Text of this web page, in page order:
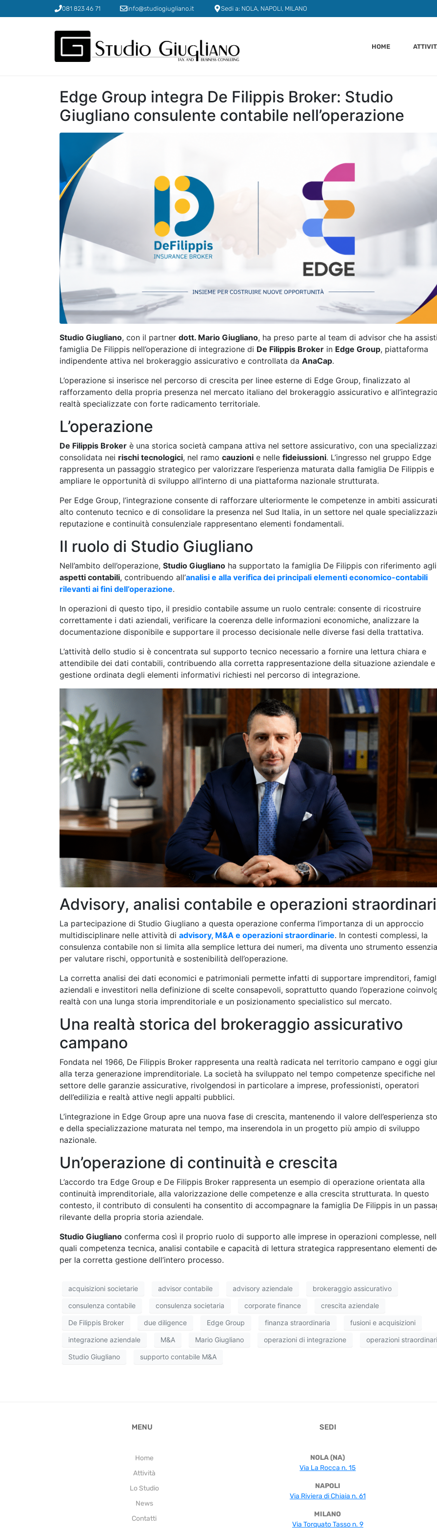
081 823 46 71 info@studiogiugliano.it Sedi a: NOLA, NAPOLI, MILANO
HOME
Edge Group integra De Filippis Broker: Studio
Giugliano consulente contabile nell’operazione
Studio Giugliano, con il partner dott. Mario Giugliano, ha preso parte al team di advisor che ha
famiglia De Filippis nell’operazione di integrazione di De Filippis Broker in Edge Group, piattaforma
indipendente attiva nel brokeraggio assicurativo e controllata da AnaCap.
L’operazione si inserisce nel percorso di crescita per linee esterne di Edge Group, finalizzato al
rafforzamento della propria presenza nel mercato italiano del brokeraggio assicurativo e
realtà specializzate con forte radicamento territoriale.
L’operazione
De Filippis Broker è una storica società campana attiva nel settore assicurativo, con una
consolidata nei rischi tecnologici, nel ramo cauzioni e nelle fideiussioni. L’ingresso nel gruppo Edge
rappresenta un passaggio strategico per valorizzare l’esperienza maturata dalla famiglia De Filippis e
ampliare le opportunità di sviluppo all’interno di una piattaforma nazionale strutturata.
Per Edge Group, l’integrazione consente di rafforzare ulteriormente le competenze in ambiti
alto contenuto tecnico e di consolidare la presenza nel Sud Italia, in un settore nel quale
reputazione e continuità consulenziale rappresentano elementi fondamentali.
Il ruolo di Studio Giugliano
Nell’ambito dell’operazione, Studio Giugliano ha supportato la famiglia De Filippis con riferimento agli
aspetti contabili, contribuendo all’analisi e alla verifica dei principali elementi economico-contabili
rilevanti ai fini dell’operazione.
In operazioni di questo tipo, il presidio contabile assume un ruolo centrale: consente di ricostruire
correttamente i dati aziendali, verificare la coerenza delle informazioni economiche, analizzare la
documentazione disponibile e supportare il processo decisionale nelle diverse fasi della trattativa.
L’attività dello studio si è concentrata sul supporto tecnico necessario a fornire una lettura chiara e
attendibile dei dati contabili, contribuendo alla corretta rappresentazione della situazione aziendale e
gestione ordinata degli elementi informativi richiesti nel percorso di integrazione.
Advisory, analisi contabile e operazioni
La partecipazione di Studio Giugliano a questa operazione conferma l’importanza di un approccio
multidisciplinare nelle attività di advisory, M&A e operazioni straordinarie. In contesti complessi, la
consulenza contabile non si limita alla semplice lettura dei numeri, ma diventa uno strumento
per valutare rischi, opportunità e sostenibilità dell’operazione.
La corretta analisi dei dati economici e patrimoniali permette infatti di supportare imprenditori,
aziendali e investitori nella definizione di scelte consapevoli, soprattutto quando l’operazione
realtà con una lunga storia imprenditoriale e un posizionamento specialistico sul mercato.
Una realtà storica del brokeraggio assicurativo
campano
Fondata nel 1966, De Filippis Broker rappresenta una realtà radicata nel territorio campano e oggi
alla terza generazione imprenditoriale. La società ha sviluppato nel tempo competenze specifiche nel
settore delle garanzie assicurative, rivolgendosi in particolare a imprese, professionisti, operatori
dell’edilizia e realtà attive negli appalti pubblici.
L’integrazione in Edge Group apre una nuova fase di crescita, mantenendo il valore dell’esperienza
e della specializzazione maturata nel tempo, ma inserendola in un progetto più ampio di sviluppo
nazionale.
Un’operazione di continuità e crescita
L’accordo tra Edge Group e De Filippis Broker rappresenta un esempio di operazione orientata alla
continuità imprenditoriale, alla valorizzazione delle competenze e alla crescita strutturata. In questo
contesto, il contributo di consulenti ha consentito di accompagnare la famiglia De Filippis in un
rilevante della propria storia aziendale.
Studio Giugliano conferma così il proprio ruolo di supporto alle imprese in operazioni complesse,
quali competenza tecnica, analisi contabile e capacità di lettura strategica rappresentano elementi
per la corretta gestione dell’intero processo.
acquisizioni societarie advisor contabile advisory aziendale brokeraggio assicurativo
consulenza contabile consulenza societaria corporate finance crescita aziendale
De Filippis Broker due diligence Edge Group finanza straordinaria fusioni e acquisizioni
integrazione aziendale M&A Mario Giugliano operazioni di integrazione operazioni
Studio Giugliano supporto contabile M&A
MENU
Home
Attività
Lo Studio
News
Contatti
SEDI
NOLA (NA)
Via La Rocca n. 15
NAPOLI
Via Riviera di Chiaia n. 61
MILANO
Via Torquato Tasso n. 9